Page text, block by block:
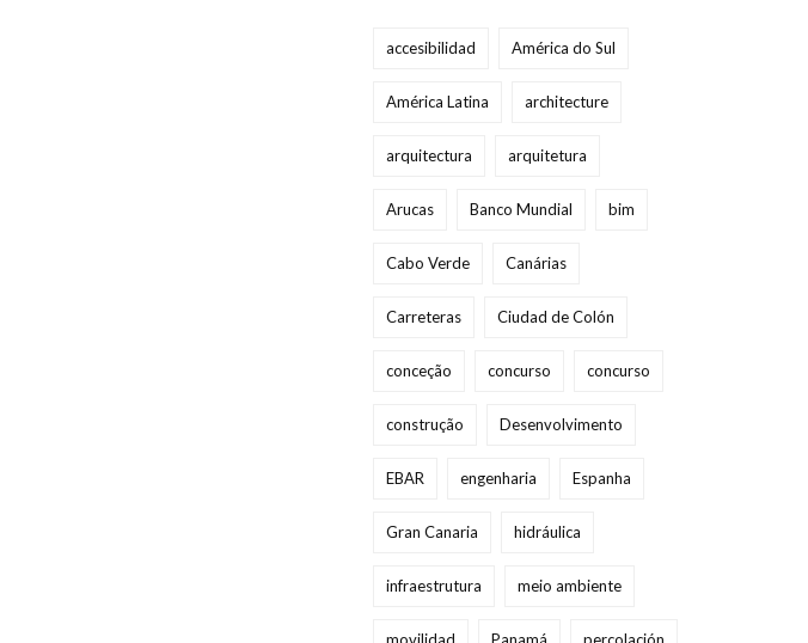
accesibilidad América do Sul
América Latina architecture
arquitectura arquitetura
Arucas Banco Mundial bim
Cabo Verde Canárias
Carreteras Ciudad de Colón
conceção concurso concurso
construção Desenvolvimento
EBAR engenharia Espanha
Gran Canaria hidráulica
infraestrutura meio ambiente